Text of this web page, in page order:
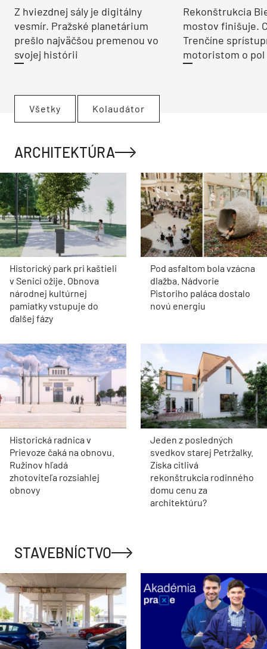
Z hviezdnej sály je digitálny
vesmír. Pražské planetárium
prešlo najväčšou premenou vo
svojej histórii
Rekonštrukcia
mostov finišuje.
Trenčíne
motoristom o pol
Všetky Kolaudátor
ARCHITEKTÚRA
Historický park pri kaštieli
v Senici ožije. Obnova
národnej kultúrnej
pamiatky vstupuje do
ďalšej fázy
Pod asfaltom bola vzácna
dlažba. Nádvorie
Pistoriho paláca dostalo
novú energiu
Historická radnica v
Prievoze čaká na obnovu.
Ružinov hľadá
zhotoviteľa rozsiahlej
obnovy
Jeden z posledných
svedkov starej Petržalky.
Získa citlivá
rekonštrukcia rodinného
domu cenu za
architektúru?
STAVEBNÍCTVO